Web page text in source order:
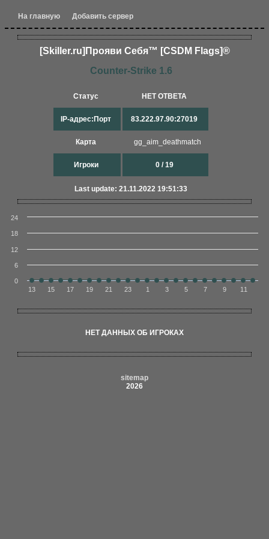
На главную Добавить сервер
[Skiller.ru]Прояви Себя™ [CSDM Flags]®
Counter-Strike 1.6
Статус
IP-адрес:Порт
Карта
Игроки
НЕТ ОТВЕТА
83.222.97.90:27019
gg_aim_deathmatch
0 / 19
Last update: 21.11.2022 19:51:33
13 15 17 19 21 23 1 3 5 7 9 11
0
6
12
18
24
НЕТ ДАННЫХ ОБ ИГРОКАХ
sitemap
2026